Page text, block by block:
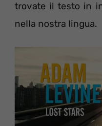
trovate il testo in
nella nostra lingua.